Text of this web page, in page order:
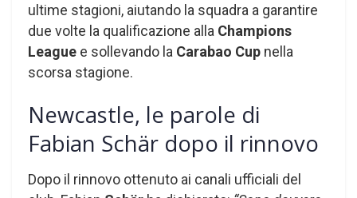
ultime stagioni, aiutando la squadra a garantire
due volte la qualificazione alla Champions
League e sollevando la Carabao Cup nella
scorsa stagione.
Newcastle, le parole di
Fabian Schär dopo il rinnovo
Dopo il rinnovo ottenuto ai canali ufficiali del